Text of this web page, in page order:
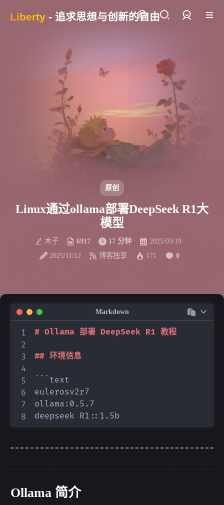
Liberty - 追求思想与创新的自由
原创
Linux通过ollama部署DeepSeek R1大
模型
木子 6917 17 分钟
2025/03/19
2025/11/12
博客独享 171 0
# Ollama 部署 DeepSeek R1 教程
## 环境信息
```text
eulerosv2r7
ollama:0.5.7
Markdown
Ollama 简介